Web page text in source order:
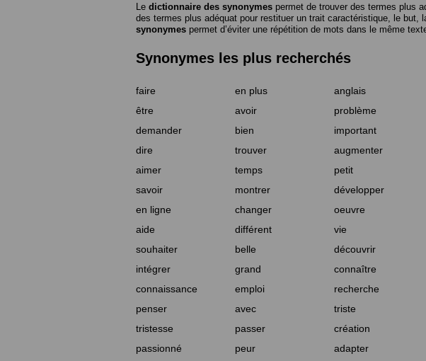
Le dictionnaire des synonymes permet de trouver des termes plus
des termes plus adéquat pour restituer un trait caractéristique, le
synonymes permet d’éviter une répétition de mots dans le même
Synonymes les plus recherchés
faire en plus anglais
être
avoir problème
demander
bien important
dire
trouver augmenter
aimer
temps petit
savoir
montrer développer
en ligne
changer oeuvre
aide
différent vie
souhaiter
belle découvrir
intégrer
grand connaître
connaissance
emploi recherche
penser
avec triste
tristesse
passer création
passionné
peur adapter